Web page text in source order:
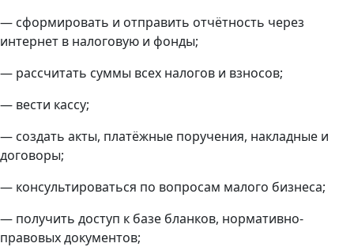
— сформировать и отправить отчётность через
интернет в налоговую и фонды;
— рассчитать суммы всех налогов и взносов;
— вести кассу;
— создать акты, платёжные поручения, накладные и
договоры;
— консультироваться по вопросам малого бизнеса;
— получить доступ к базе бланков, нормативно-
правовых документов;